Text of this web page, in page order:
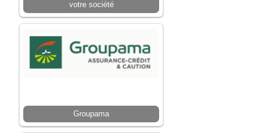
votre société
Groupama